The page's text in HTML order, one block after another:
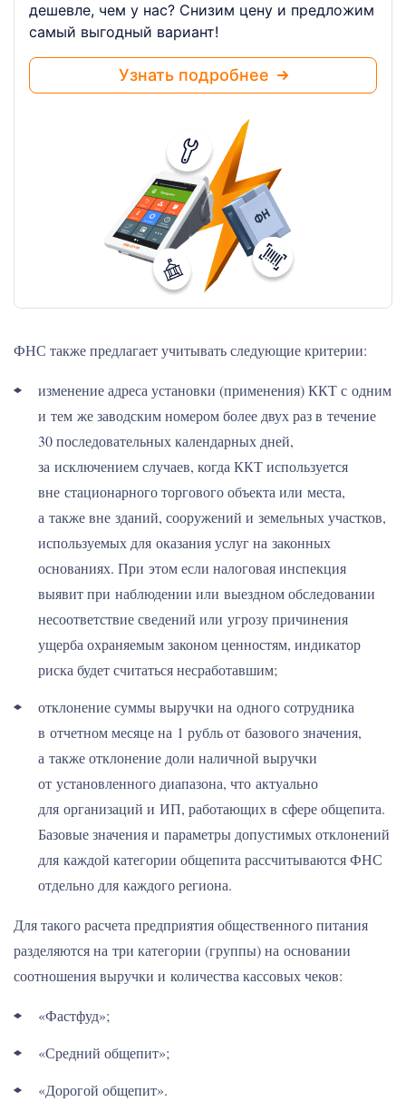
дешевле, чем у нас? Снизим цену и предложим
самый выгодный вариант!
Узнать подробнее
ФНС также предлагает учитывать следующие критерии:
изменение адреса установки (применения) ККТ с одним
и тем же заводским номером более двух раз в течение
30 последовательных календарных дней,
за исключением случаев, когда ККТ используется
вне стационарного торгового объекта или места,
а также вне зданий, сооружений и земельных участков,
используемых для оказания услуг на законных
основаниях. При этом если налоговая инспекция
выявит при наблюдении или выездном обследовании
несоответствие сведений или угрозу причинения
ущерба охраняемым законом ценностям, индикатор
риска будет считаться несработавшим;
отклонение суммы выручки на одного сотрудника
в отчетном месяце на 1 рубль от базового значения,
а также отклонение доли наличной выручки
от установленного диапазона, что актуально
для организаций и ИП, работающих в сфере общепита.
Базовые значения и параметры допустимых отклонений
для каждой категории общепита рассчитываются ФНС
отдельно для каждого региона.
Для такого расчета предприятия общественного питания
разделяются на три категории (группы) на основании
соотношения выручки и количества кассовых чеков:
«Фастфуд»;
«Средний общепит»;
«Дорогой общепит».